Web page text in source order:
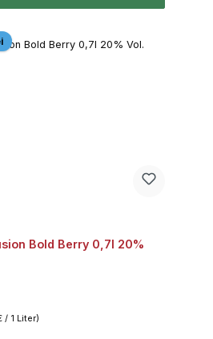
Bold Berry 0,7l 20%
/ 1 Liter)